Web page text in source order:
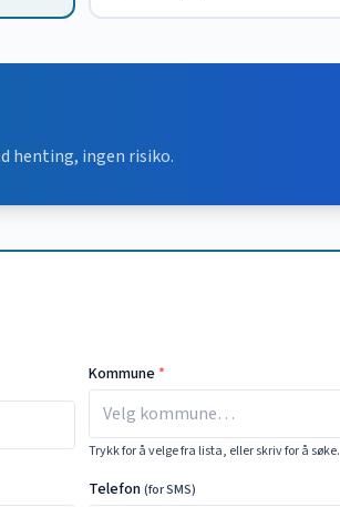
henting, ingen risiko.
Kommune *
Trykk for å velge fra lista, eller skriv for å søke.
Telefon(for SMS)